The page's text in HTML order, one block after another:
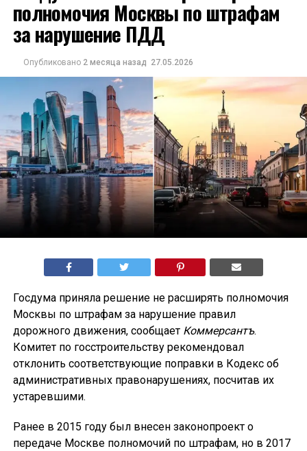
полномочия Москвы по штрафам
за нарушение ПДД
Опубликовано 2 месяца назад 27.05.2026
Госдума приняла решение не расширять полномочия
Москвы по штрафам за нарушение правил
дорожного движения, сообщает Коммерсантъ.
Комитет по госстроительству рекомендовал
отклонить соответствующие поправки в Кодекс об
административных правонарушениях, посчитав их
устаревшими.
Ранее в 2015 году был внесен законопроект о
передаче Москве полномочий по штрафам, но в 2017